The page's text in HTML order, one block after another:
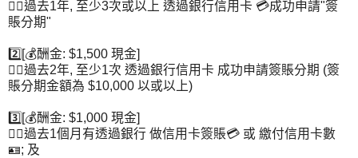
👉🏻過去1年, 至少3次或以上 透過銀行信用卡 💳成功申請"簽
賬分期"
2️⃣[💰酬金: $1,500 現金]
👉🏻過去2年, 至少1次 透過銀行信用卡 成功申請簽賬分期 (簽
賬分期金額為 $10,000 以或以上)
3️⃣[💰酬金: $1,000 現金]
👉🏻過去1個月有透過銀行 做信用卡簽賬💳 或 繳付信用卡數
🪪; 及